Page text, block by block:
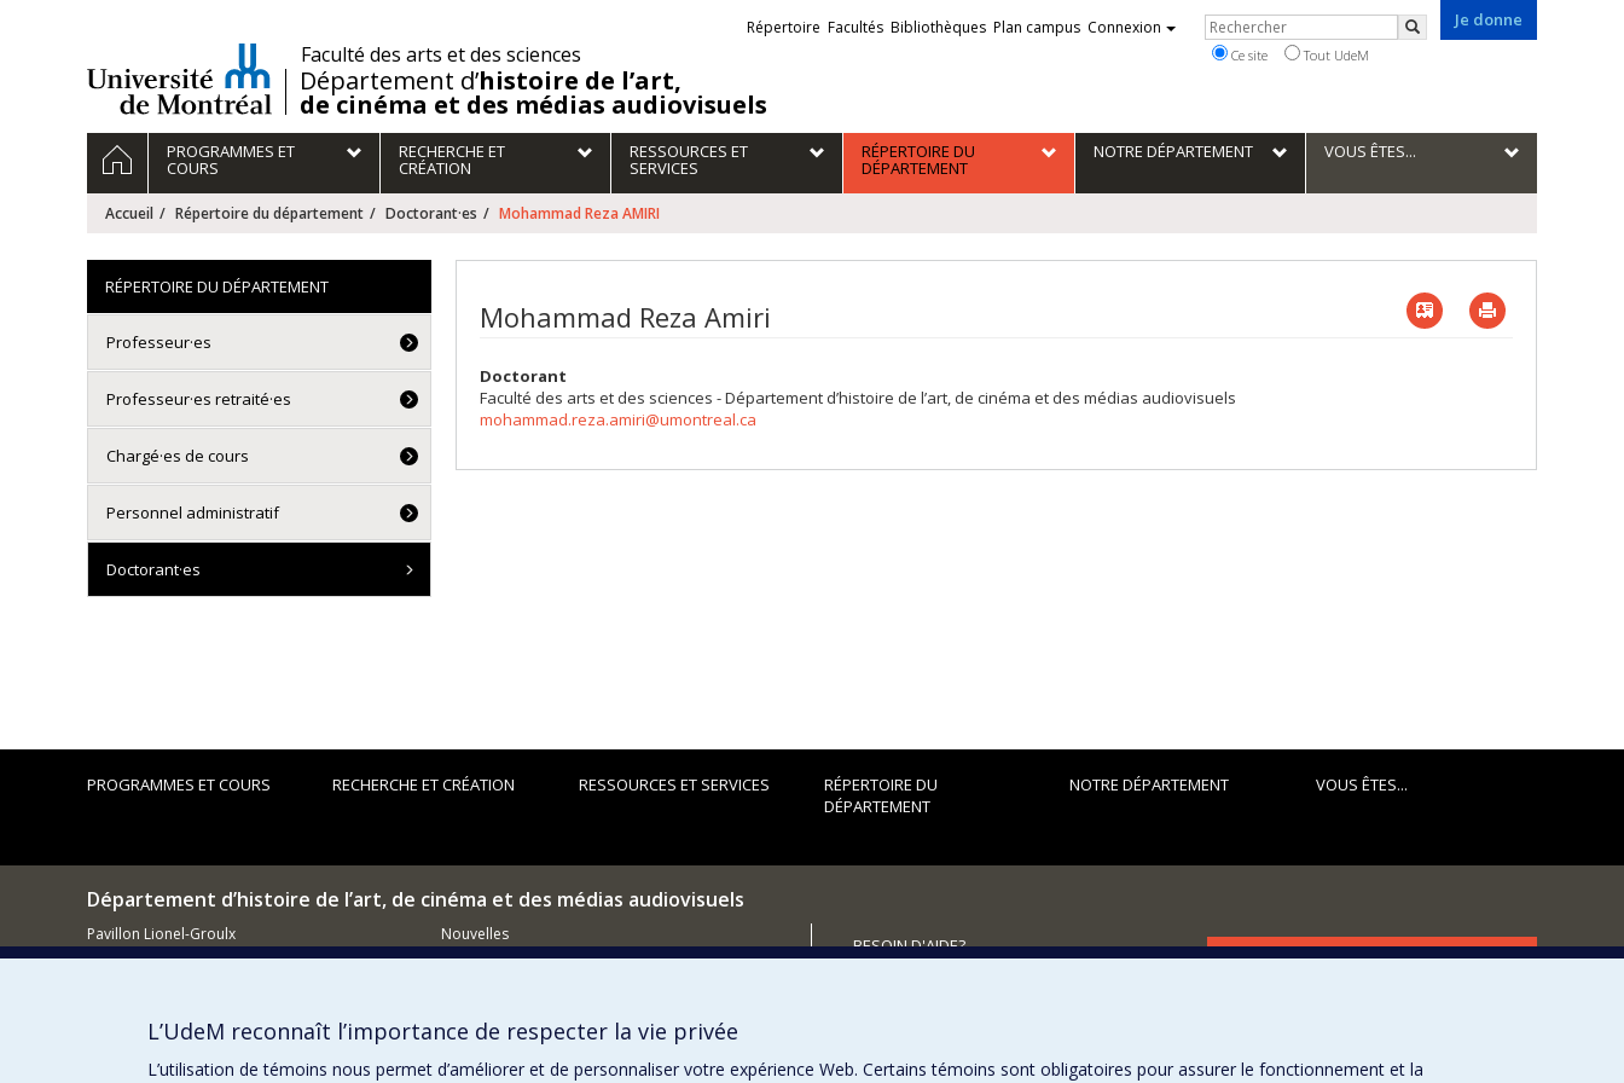
/Faculté des arts et des sciences
Département d’histoire de l’art,
de cinéma et des médias audiovisuels
Je donne
Liens
externes
Répertoire Facultés Bibliothèques Plan campus Connexion Rechercher
Rechercher
Ce site Tout UdeM
Navigation
principale
ACCUEILPROGRAMMES ET
COURS
RECHERCHE ET
CRÉATION
RESSOURCES ET
SERVICES
RÉPERTOIRE DU
DÉPARTEMENT
NOTRE DÉPARTEMENT VOUS ÊTES...
Accueil Répertoire du département Doctorant·es Mohammad Reza AMIRI
Mohammad Reza Amiri Vcard
Doctorant
Faculté des arts et des sciences - Département d’histoire de l’art, de cinéma et des médias audiovisuels
mohammad.reza.amiri@umontreal.ca
RÉPERTOIRE DU DÉPARTEMENT
Professeur·es
Professeur·es retraité·es
Chargé·es de cours
Personnel administratif
Doctorant·es
PROGRAMMES ET COURS RECHERCHE ET CRÉATION RESSOURCES ET SERVICES
RÉPERTOIRE DU
DÉPARTEMENT
NOTRE DÉPARTEMENT VOUS ÊTES...
Département d’histoire de l’art, de cinéma et des médias audiovisuels
Pavillon Lionel-Groulx
3150, rue Jean-Brillant
514 343-6111, poste 15482
Nouvelles
BESOIN D'AIDE?
FACULTÉ DES ARTS ET DES SCIENCES
Nos programmes et cours
L’UdeM reconnaît l’importance de respecter la vie privée
L’utilisation de témoins nous permet d’améliorer et de personnaliser votre expérience Web. Certains témoins sont obligatoires pour assurer le fonctionnement et la